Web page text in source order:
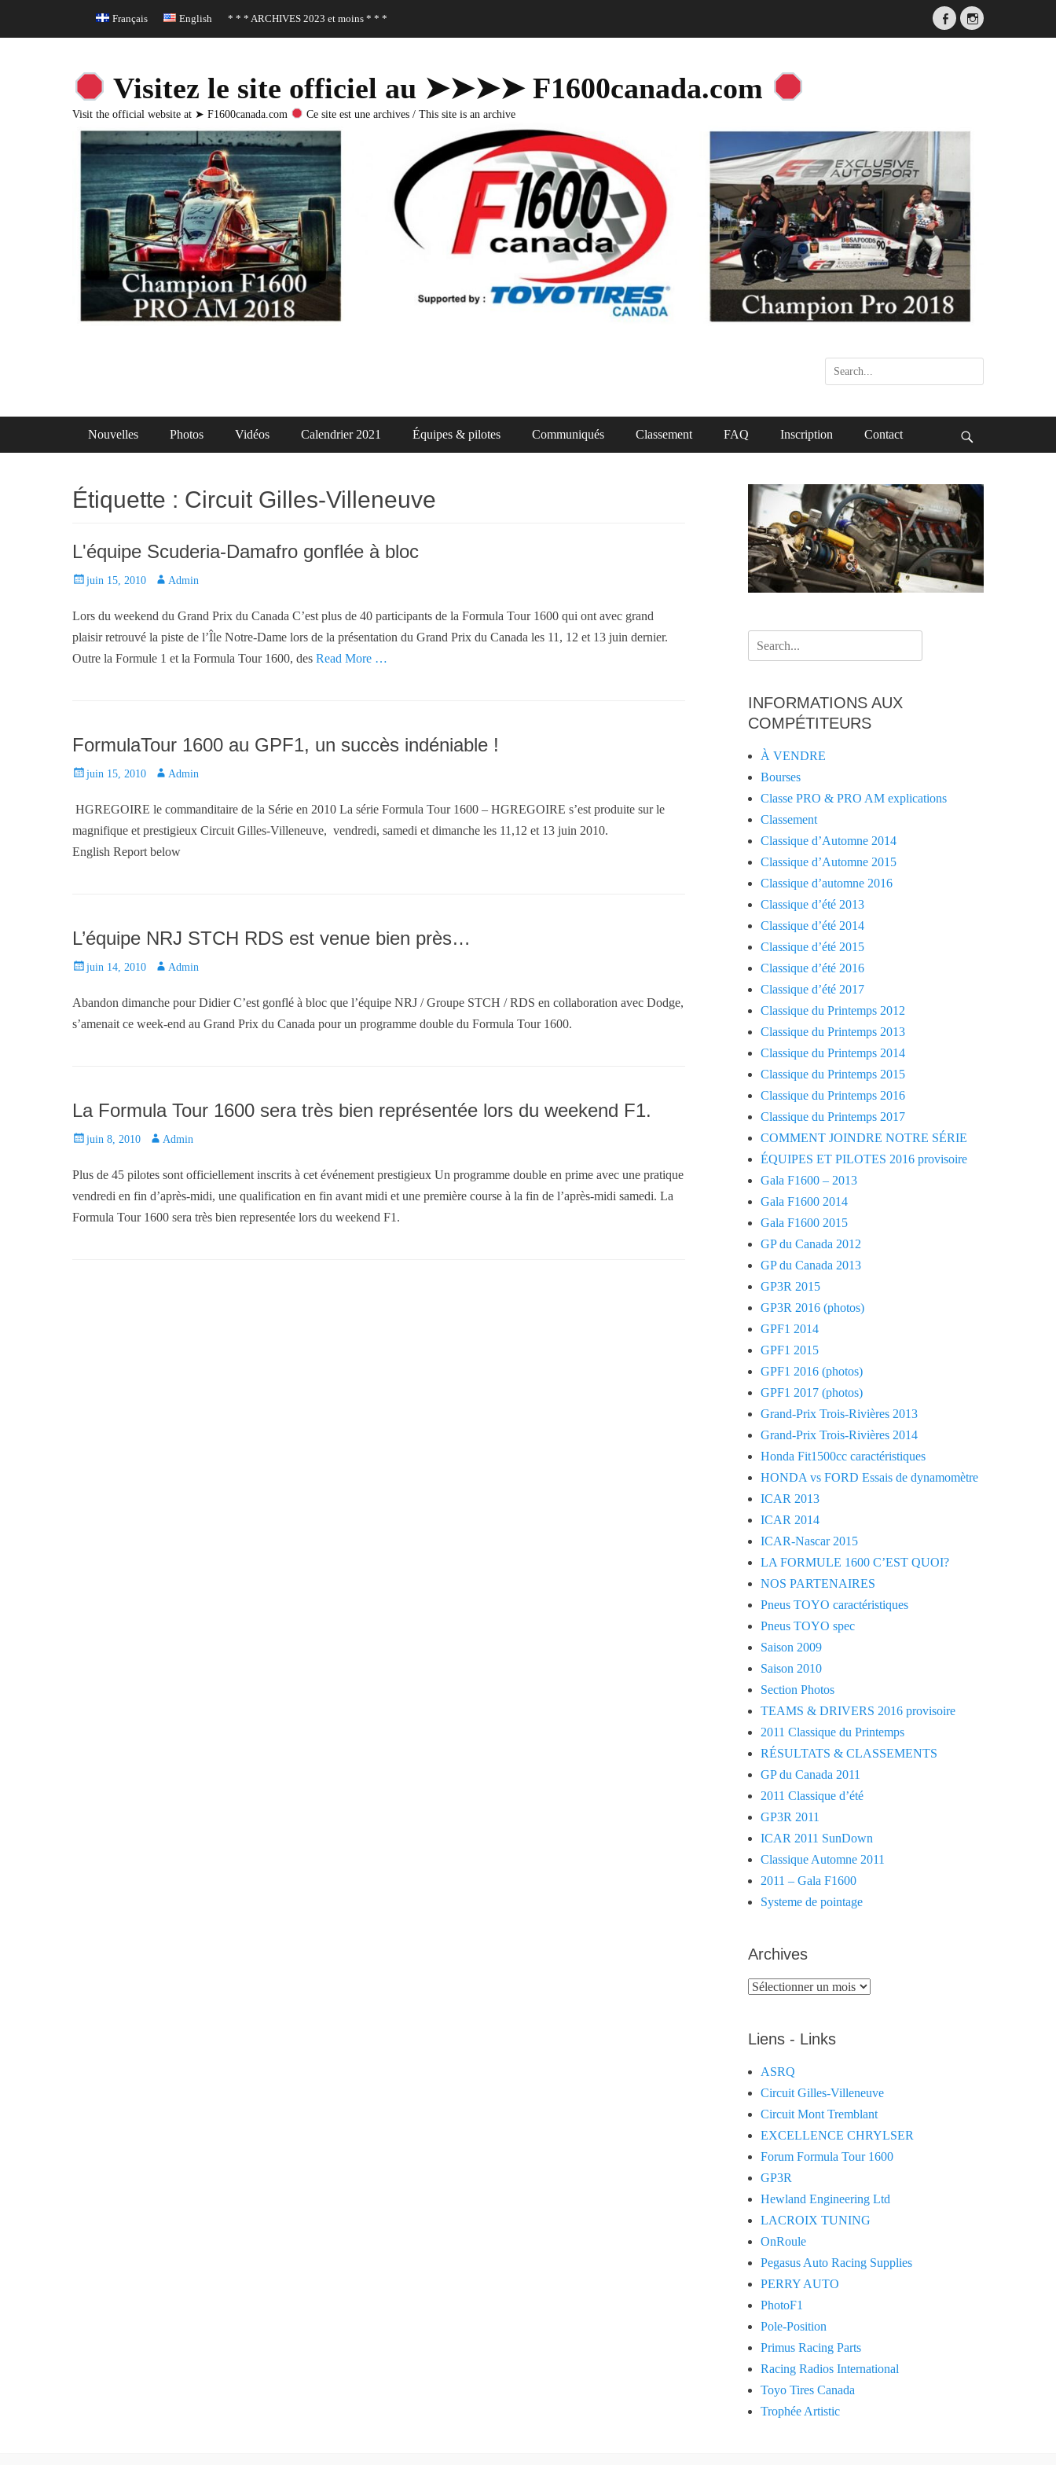
Header Top Menu
Skip Français English * * * ARCHIVES 2023 et moins * * *
FacebookInstagram
Visitez le site officiel au ➤➤➤➤ F1600canada.com
Visit the official website at ➤ F1600canada.com Ce site est une archives / This site is an archive
Search
for:
Primary Menu
Skip
Nouvelles Photos Vidéos Calendrier 2021 Équipes & pilotes Communiqués Classement FAQ Inscription Contact
Étiquette : Circuit Gilles-Villeneuve
L'équipe Scuderia-Damafro gonflée à bloc
P
t
e
juin 15, 2010
A
t
h
Admin
Lors du weekend du Grand Prix du Canada C’est plus de 40 participants de la Formula Tour 1600 qui ont avec grand
plaisir retrouvé la piste de l’Île Notre-Dame lors de la présentation du Grand Prix du Canada les 11, 12 et 13 juin dernier.
Outre la Formule 1 et la Formula Tour 1600, des Read More …
FormulaTour 1600 au GPF1, un succès indéniable !
P
t
e
juin 15, 2010
A
t
h
Admin
HGREGOIRE le commanditaire de la Série en 2010 La série Formula Tour 1600 – HGREGOIRE s’est produite sur le
magnifique et prestigieux Circuit Gilles-Villeneuve, vendredi, samedi et dimanche les 11,12 et 13 juin 2010.
English Report below
L’équipe NRJ STCH RDS est venue bien près…
P
s
t
juin 14, 2010
A
t
h
Admin
Abandon dimanche pour Didier C’est gonflé à bloc que l’équipe NRJ / Groupe STCH / RDS en collaboration avec Dodge,
s’amenait ce week-end au Grand Prix du Canada pour un programme double du Formula Tour 1600.
La Formula Tour 1600 sera très bien représentée lors du weekend F1.
P
s
t
e
juin 8, 2010
A
t
h
o
Admin
Plus de 45 pilotes sont officiellement inscrits à cet événement prestigieux Un programme double en prime avec une pratique
vendredi en fin d’après-midi, une qualification en fin avant midi et une première course à la fin de l’après-midi samedi. La
Formula Tour 1600 sera très bien representée lors du weekend F1.
Search
for:
INFORMATIONS AUX
COMPÉTITEURS
À VENDRE
Bourses
Classe PRO & PRO AM explications
Classement
Classique d’Automne 2014
Classique d’Automne 2015
Classique d’automne 2016
Classique d’été 2013
Classique d’été 2014
Classique d’été 2015
Classique d’été 2016
Classique d’été 2017
Classique du Printemps 2012
Classique du Printemps 2013
Classique du Printemps 2014
Classique du Printemps 2015
Classique du Printemps 2016
Classique du Printemps 2017
COMMENT JOINDRE NOTRE SÉRIE
ÉQUIPES ET PILOTES 2016 provisoire
Gala F1600 – 2013
Gala F1600 2014
Gala F1600 2015
GP du Canada 2012
GP du Canada 2013
GP3R 2015
GP3R 2016 (photos)
GPF1 2014
GPF1 2015
GPF1 2016 (photos)
GPF1 2017 (photos)
Grand-Prix Trois-Rivières 2013
Grand-Prix Trois-Rivières 2014
Honda Fit1500cc caractéristiques
HONDA vs FORD Essais de dynamomètre
ICAR 2013
ICAR 2014
ICAR-Nascar 2015
LA FORMULE 1600 C’EST QUOI?
NOS PARTENAIRES
Pneus TOYO caractéristiques
Pneus TOYO spec
Saison 2009
Saison 2010
Section Photos
TEAMS & DRIVERS 2016 provisoire
2011 Classique du Printemps
RÉSULTATS & CLASSEMENTS
GP du Canada 2011
2011 Classique d’été
GP3R 2011
ICAR 2011 SunDown
Classique Automne 2011
2011 – Gala F1600
Systeme de pointage
Archives
Archives
Liens - Links
ASRQ
Circuit Gilles-Villeneuve
Circuit Mont Tremblant
EXCELLENCE CHRYLSER
Forum Formula Tour 1600
GP3R
Hewland Engineering Ltd
LACROIX TUNING
OnRoule
Pegasus Auto Racing Supplies
PERRY AUTO
PhotoF1
Pole-Position
Primus Racing Parts
Racing Radios International
Toyo Tires Canada
Trophée Artistic